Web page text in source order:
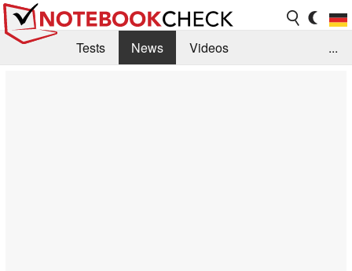
Tests News
Videos
...